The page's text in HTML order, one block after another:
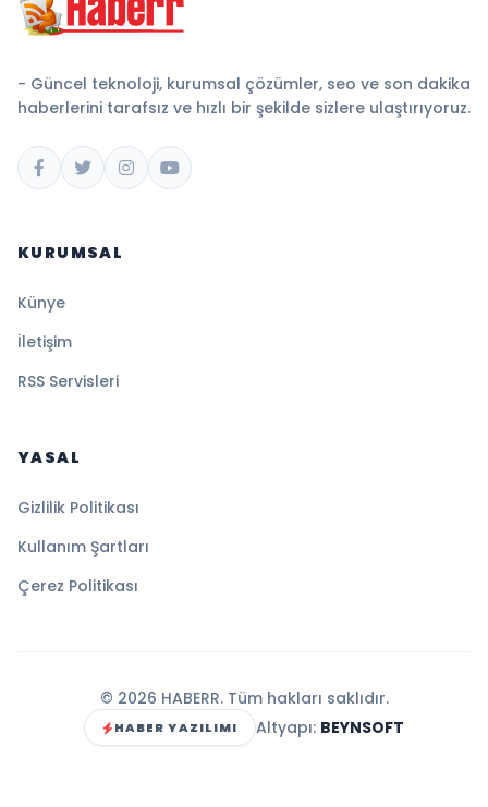
- Güncel teknoloji, kurumsal çözümler, seo ve son dakika
haberlerini tarafsız ve hızlı bir şekilde sizlere ulaştırıyoruz.
KURUMSAL
Künye
İletişim
RSS Servisleri
YASAL
Gizlilik Politikası
Kullanım Şartları
Çerez Politikası
© 2026 HABERR. Tüm hakları saklıdır.
HABER YAZILIMI Altyapı: BEYNSOFT